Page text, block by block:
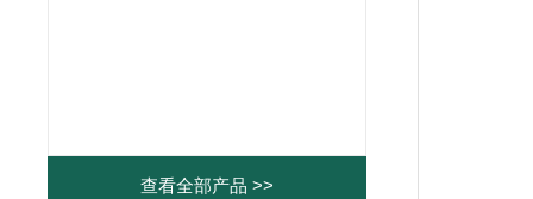
查看全部产品 >>